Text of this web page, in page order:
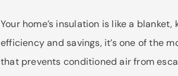
Your home’s insulation is like a
efficiency and savings, it’s one of the
that prevents conditioned air from